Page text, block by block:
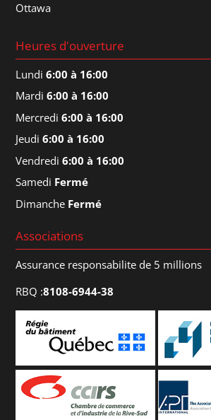
Ottawa
Heures d'ouverture
Lundi6:00 à 16:00
Mardi6:00 à 16:00
Mercredi6:00 à 16:00
Jeudi6:00 à 16:00
Vendredi6:00 à 16:00
Samedi Fermé
Dimanche Fermé
Associations
Assurance responsabilite de 5 millions
RBQ :8108-6944-38